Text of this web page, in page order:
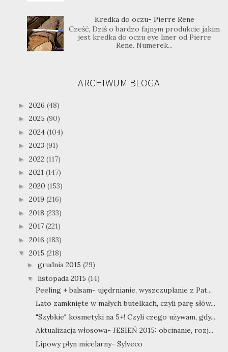
Kredka do oczu- Pierre Rene
Cześć, Dziś o bardzo fajnym produkcie jakim
jest kredka do oczu eye liner od Pierre
Rene. Numerek...
ARCHIWUM BLOGA
► 2026 (48)
► 2025 (90)
► 2024 (104)
► 2023 (91)
► 2022 (117)
► 2021 (147)
► 2020 (153)
► 2019 (216)
► 2018 (233)
► 2017 (221)
► 2016 (183)
▼ 2015 (218)
► grudnia 2015 (29)
▼ listopada 2015 (14)
Peeling + balsam- ujędrnianie, wyszczuplanie z Pat...
Lato zamknięte w małych butelkach, czyli parę słów...
"Szybkie" kosmetyki na 5+! Czyli czego używam, gdy...
Aktualizacja włosowa- JESIEŃ 2015: obcinanie, rozj...
Lipowy płyn micelarny- Sylveco